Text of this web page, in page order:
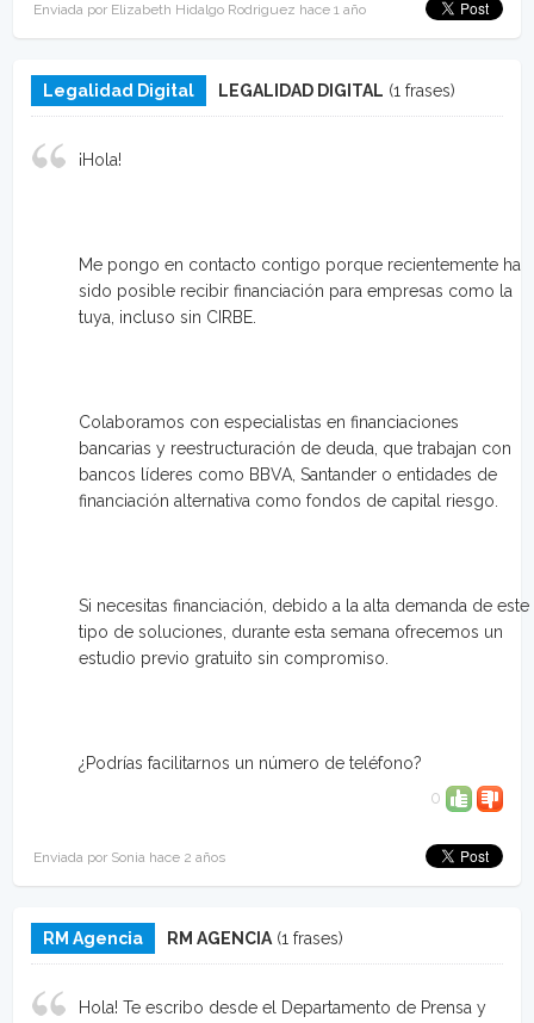
Enviada por Elizabeth Hidalgo Rodriguez hace 1 año
Legalidad Digital LEGALIDAD DIGITAL (1 frases)
¡Hola!
Me pongo en contacto contigo porque recientemente ha
sido posible recibir financiación para empresas como la
tuya, incluso sin CIRBE.
Colaboramos con especialistas en financiaciones
bancarias y reestructuración de deuda, que trabajan con
bancos líderes como BBVA, Santander o entidades de
financiación alternativa como fondos de capital riesgo.
Si necesitas financiación, debido a la alta demanda de este
tipo de soluciones, durante esta semana ofrecemos un
estudio previo gratuito sin compromiso.
¿Podrías facilitarnos un número de teléfono?
0
Enviada por Sonia hace 2 años
RM Agencia RM AGENCIA (1 frases)
Hola! Te escribo desde el Departamento de Prensa y